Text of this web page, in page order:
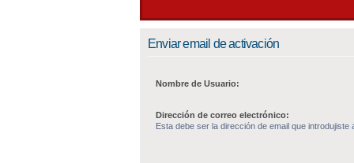
Enviar email de activación
Nombre de Usuario:
Dirección de correo electrónico:
Esta debe ser la dirección de email que introdujiste